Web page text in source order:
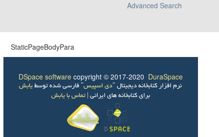
Advanced Search
StaticPageBodyPara
DSpace softwarecopyright © 2017-2020 DuraSpace
نرم افزار کتابخانه دیجیتال " دی اسپیس" فارسی شده توسط یابش
برای کتابخانه های ایرانی |تماس با یابش